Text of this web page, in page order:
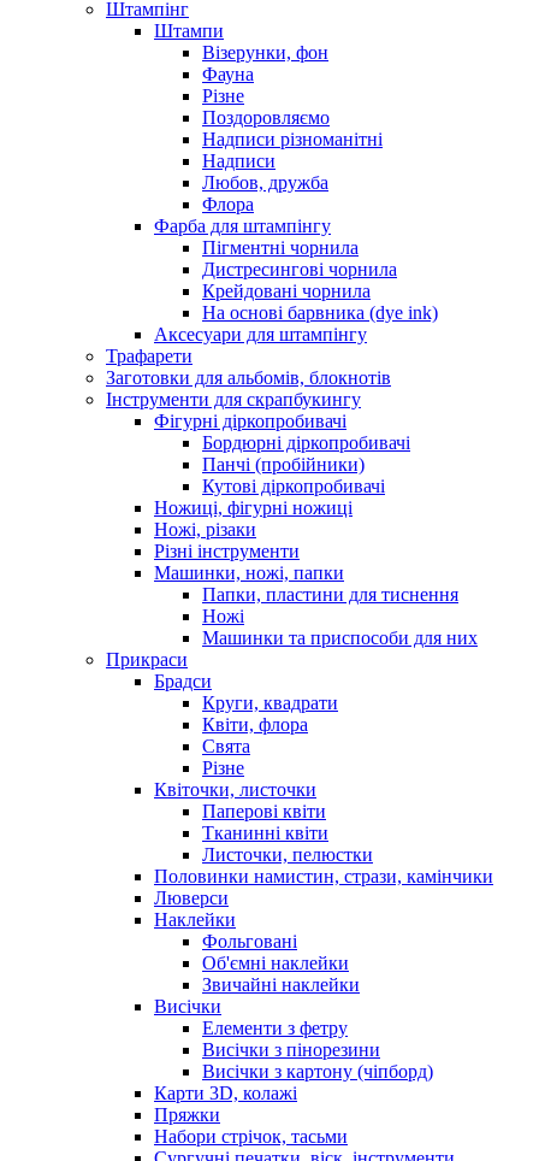
Штампінг
Штампи
Візерунки, фон
Фауна
Різне
Поздоровляємо
Надписи різноманітні
Надписи
Любов, дружба
Флора
Фарба для штампінгу
Пігментні чорнила
Дистресингові чорнила
Крейдовані чорнила
На основі барвника (dye ink)
Аксесуари для штампінгу
Трафарети
Заготовки для альбомів, блокнотів
Інструменти для скрапбукингу
Фігурні діркопробивачі
Бордюрні діркопробивачі
Панчі (пробійники)
Кутові діркопробивачі
Ножиці, фігурні ножиці
Ножі, різаки
Різні інструменти
Машинки, ножі, папки
Папки, пластини для тиснення
Ножі
Машинки та приспособи для них
Прикраси
Брадси
Круги, квадрати
Квіти, флора
Свята
Різне
Квіточки, листочки
Паперові квіти
Тканинні квіти
Листочки, пелюстки
Половинки намистин, стрази, камінчики
Люверси
Наклейки
Фольговані
Об'ємні наклейки
Звичайні наклейки
Висічки
Елементи з фетру
Висічки з пінорезини
Висічки з картону (чіпборд)
Карти 3D, колажі
Пряжки
Набори стрічок, тасьми